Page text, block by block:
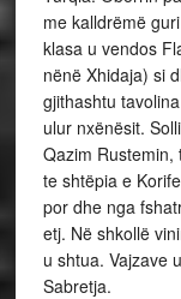
me kalldrëmë
klasa u vendos
nënë Xhidaja) si
gjithashtu
ulur nxënësit.
Qazim Rustemin,
te shtëpia e
por dhe nga
etj. Në shkollë
u shtua. Vajzave
Sabretja.